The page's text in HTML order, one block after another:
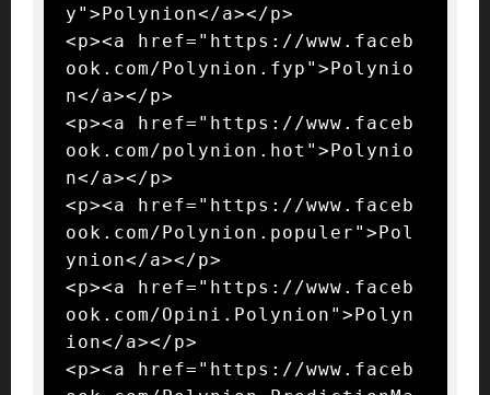
y">Polynion</a></p>
<p><a href="https://www.faceb
ook.com/Polynion.fyp">Polynio
n</a></p>
<p><a href="https://www.faceb
ook.com/polynion.hot">Polynio
n</a></p>
<p><a href="https://www.faceb
ook.com/Polynion.populer">Pol
ynion</a></p>
<p><a href="https://www.faceb
ook.com/Opini.Polynion">Polyn
ion</a></p>
<p><a href="https://www.faceb